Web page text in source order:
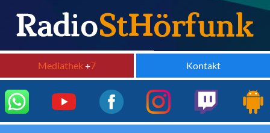
Mediathek+7 Kontakt